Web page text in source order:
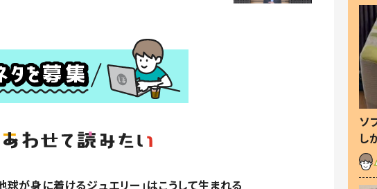
球が身に着けるジュエリー」はこうして生まれる
ソ
し
察
す